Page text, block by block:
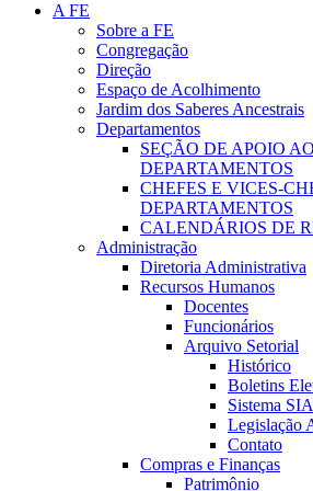
A FE
Sobre a FE
Congregação
Direção
Espaço de Acolhimento
Jardim dos Saberes Ancestrais
Departamentos
SEÇÃO DE APOIO
DEPARTAMENTOS
CHEFES E VICES-
DEPARTAMENTOS
CALENDÁRIOS DE
Administração
Diretoria Administrativa
Recursos Humanos
Docentes
Funcionários
Arquivo Setorial
Histórico
Boletins
Sistema
Legislação
Contato
Compras e Finanças
Patrimônio